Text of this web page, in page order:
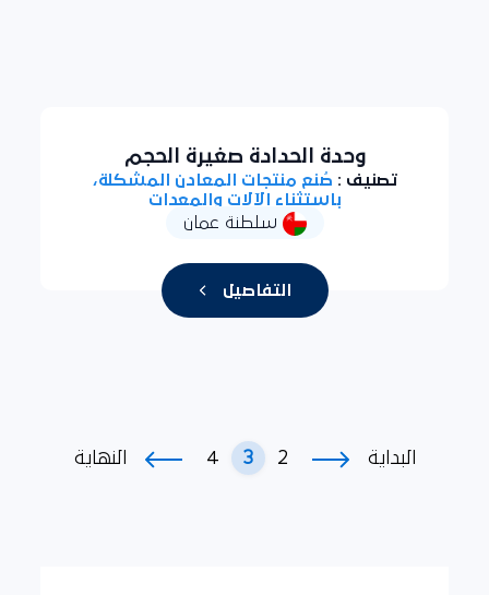
وحدة الحدادة صغيرة الحجم
تصنيف : صُنع منتجات المعادن المشكلة،
باستثناء الآلات والمعدات
سلطنة عمان
التفاصيل
البداية 2
3
4 النهاية